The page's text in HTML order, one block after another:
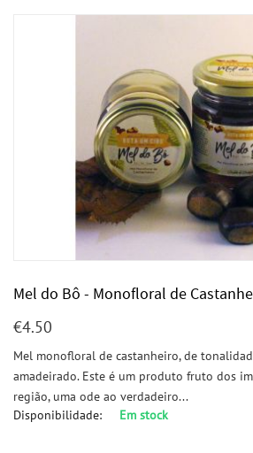
Mel do Bô - Monofloral de
€4.50
Mel monofloral de castanheiro, de
amadeirado. Este é um produto fruto dos
região, uma ode ao verdadeiro...
Disponibilidade:
Em stock